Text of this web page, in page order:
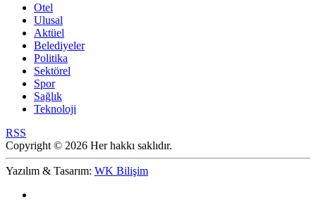
Otel
Ulusal
Aktüel
Belediyeler
Politika
Sektörel
Spor
Sağlık
Teknoloji
RSS
Copyright © 2026 Her hakkı saklıdır.
Yazılım & Tasarım: WK Bilişim